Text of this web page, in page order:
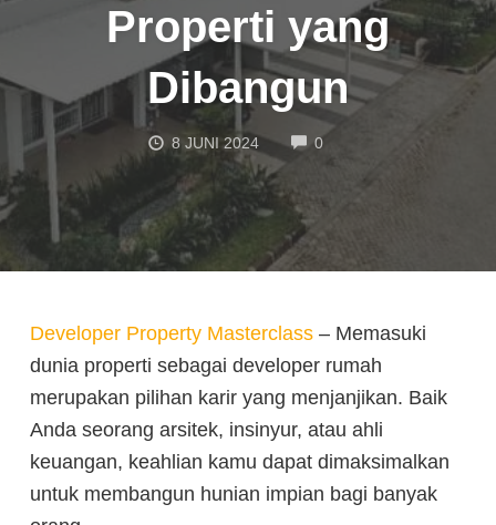
Properti yang
Dibangun
8 JUNI 2024 0COMMENTS
Developer Property Masterclass – Memasuki
dunia properti sebagai developer rumah
merupakan pilihan karir yang menjanjikan. Baik
Anda seorang arsitek, insinyur, atau ahli
keuangan, keahlian kamu dapat dimaksimalkan
untuk membangun hunian impian bagi banyak